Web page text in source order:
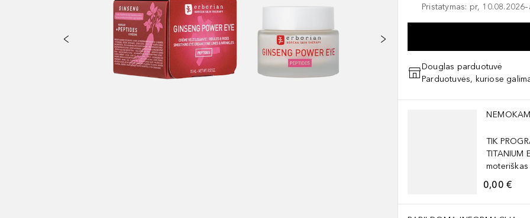
Pristatymas: pr,
Douglas parduotuvė
Parduotuvės, kuriose
Praleisti slankiklį
TIK
TITANIUM
0,00 €